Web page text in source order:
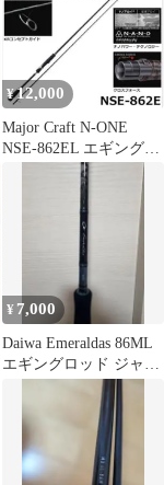
¥12,000
Major Craft N-ONE
NSE-862EL エギングロ
¥ 7,000
Daiwa Emeraldas 86ML
エギングロッド ジャン